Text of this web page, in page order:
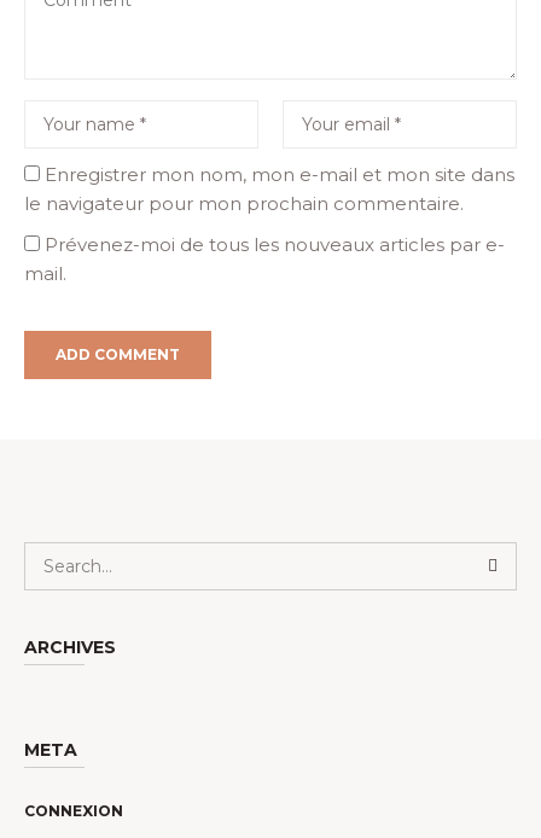
Enregistrer mon nom, mon e-mail et mon site dans
le navigateur pour mon prochain commentaire.
Prévenez-moi de tous les nouveaux articles par e-
mail.
ARCHIVES
META
CONNEXION